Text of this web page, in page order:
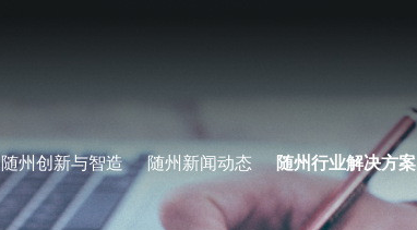
随州创新与智造 随州新闻动态 随州行业解决方案